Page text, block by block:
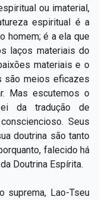
ou imaterial,
espiritual é a
homem; é a ela que
laços materiais do
materiais e o
são meios eficazes
Mas escutemos o
ei da tradução de
Seus
doutrina são tanto
falecido há
Doutrina Espírita.
suprema, Lao-Tseu